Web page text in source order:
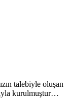
talebiyle oluşan
kurulmuştur…